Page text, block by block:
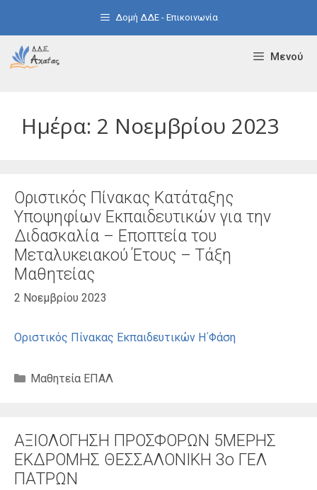
Δομή ΔΔΕ - Επικοινωνία
Μενού
Ημέρα: 2 Νοεμβρίου 2023
Οριστικός Πίνακας Κατάταξης
Υποψηφίων Εκπαιδευτικών για την
Διδασκαλία – Εποπτεία του
Μεταλυκειακού Έτους – Τάξη
Μαθητείας
2 Νοεμβρίου 2023
Οριστικός Πίνακας Εκπαιδευτικών Η΄Φάση
Κατηγορίες
Μαθητεία ΕΠΑΛ
ΑΞΙΟΛΟΓΗΣΗ ΠΡΟΣΦΟΡΩΝ 5ΜΕΡΗΣ
ΕΚΔΡΟΜΗΣ ΘΕΣΣΑΛΟΝΙΚΗ 3ο ΓΕΛ
ΠΑΤΡΩΝ